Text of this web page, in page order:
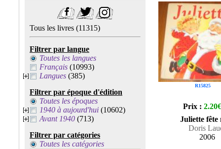
Tous les livres (11315)
Filtrer par langue
Toutes les langues
Français (10993)
Langues (385)
Filtrer par époque d'édition
Toutes les époques
1940 à aujourd'hui (10602)
Avant 1940 (713)
Filtrer par catégories
Toutes les catégories
R15825
Prix : 2.20€
Juliette fête
Doris
2006